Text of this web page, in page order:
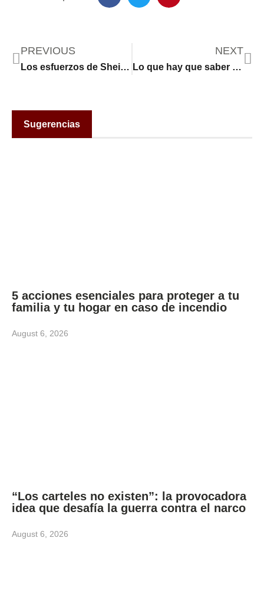
PREVIOUS
Los esfuerzos de Sheinbaum en un mes de negociaciones chocan con la bomba arancelaria de Trump
NEXT
Lo que hay que saber de las corridas de toros “sin violencia” en Ciudad de México
Sugerencias
5 acciones esenciales para proteger a tu
familia y tu hogar en caso de incendio
August 6, 2026
“Los carteles no existen”: la provocadora
idea que desafía la guerra contra el narco
August 6, 2026